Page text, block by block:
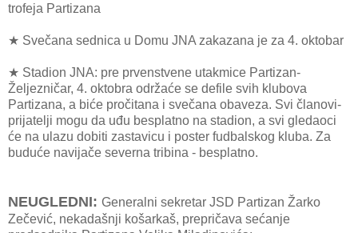
trofeja Partizana
★ Svečana sednica u Domu JNA zakazana je za 4. oktobar
★ Stadion JNA: pre prvenstvene utakmice Partizan-
Željezničar, 4. oktobra održaće se defile svih klubova
Partizana, a biće pročitana i svečana obaveza. Svi članovi-
prijatelji mogu da uđu besplatno na stadion, a svi gledaoci
će na ulazu dobiti zastavicu i poster fudbalskog kluba. Za
buduće navijače severna tribina - besplatno.
NEUGLEDNI: Generalni sekretar JSD Partizan Žarko
Zečević, nekadašnji košarkaš, prepričava sećanje